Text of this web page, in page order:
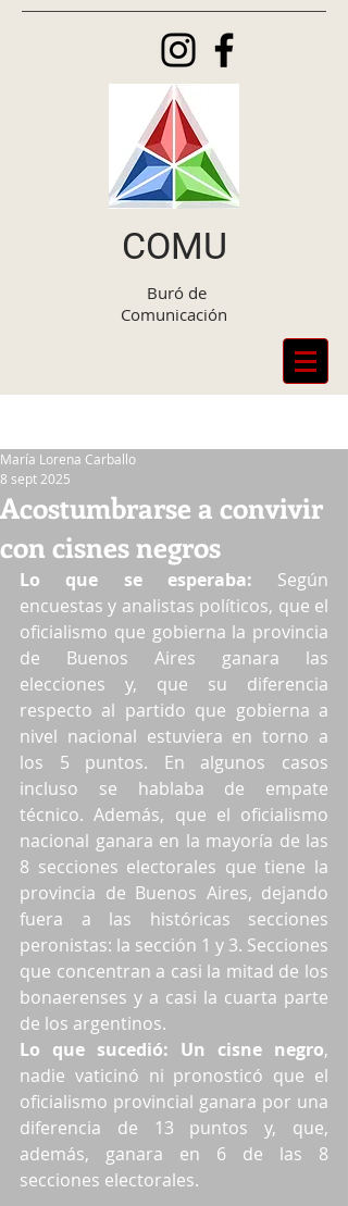
COMU
Buró de
Comunicación
Acostumbrarse a convivir
con cisnes negros
María Lorena Carballo
8 sept 2025
Lo que se esperaba: Según
encuestas y analistas políticos, que el
oficialismo que gobierna la provincia
de Buenos Aires ganara las
elecciones y, que su diferencia
respecto al partido que gobierna a
nivel nacional estuviera en torno a
los 5 puntos. En algunos casos
incluso se hablaba de empate
técnico. Además, que el oficialismo
nacional ganara en la mayoría de las
8 secciones electorales que tiene la
provincia de Buenos Aires, dejando
fuera a las históricas secciones
peronistas: la sección 1 y 3. Secciones
que concentran a casi la mitad de los
bonaerenses y a casi la cuarta parte
de los argentinos.
Lo que sucedió: Un cisne negro,
nadie vaticinó ni pronosticó que el
oficialismo provincial ganara por una
diferencia de 13 puntos y, que,
además, ganara en 6 de las 8
secciones electorales.